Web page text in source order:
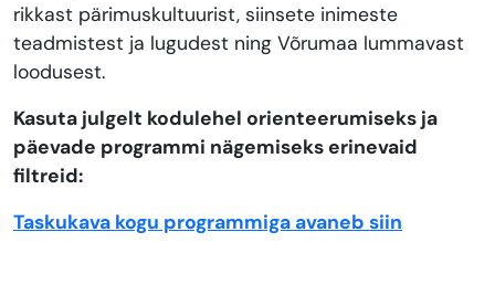
rikkast pärimuskultuurist, siinsete inimeste
teadmistest ja lugudest ning Võrumaa lummavast
loodusest.
Kasuta julgelt kodulehel orienteerumiseks ja
päevade programmi nägemiseks erinevaid
filtreid:
Taskukava kogu programmiga avaneb siin